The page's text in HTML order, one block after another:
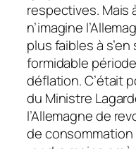
respectives. Mais
n’imagine
plus faibles à
formidable
déflation. C’était
du Ministre
l’Allemagne de
de